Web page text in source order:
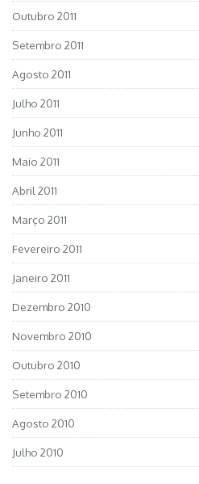
Outubro 2011
Setembro 2011
Agosto 2011
Julho 2011
Junho 2011
Maio 2011
Abril 2011
Março 2011
Fevereiro 2011
Janeiro 2011
Dezembro 2010
Novembro 2010
Outubro 2010
Setembro 2010
Agosto 2010
Julho 2010